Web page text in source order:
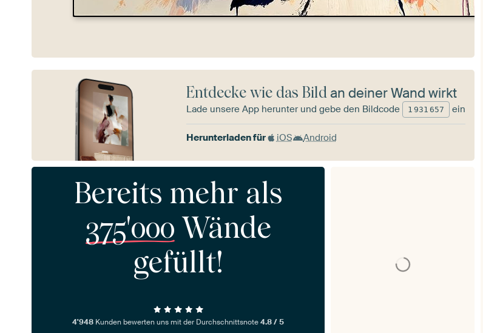
Entdecke wie das Bildan deiner Wand wirkt
Lade unsere App herunter und gebe den Bildcode 1 931 657 ein
Herunterladen für iOS Android
Bereits mehr als
375'000 Wände
gefüllt!
4'948 Kunden bewerten uns mit der Durchschnittsnote4.8 / 5